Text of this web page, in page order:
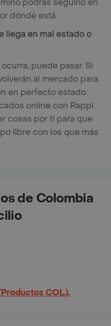
podrás seguirlo en
dónde está.
llega en mal estado o
puede pasar. Si
al mercado para
en perfecto estado.
online con Rappi
cosas por ti para que
libre con los que más
de Colombia
COL.).